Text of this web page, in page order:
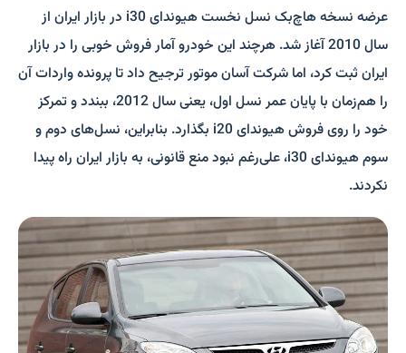
عرضه نسخه هاچ‌بک نسل نخست هیوندای i30 در بازار ایران از
سال 2010 آغاز شد. هرچند این خودرو آمار فروش خوبی را در بازار
ایران ثبت کرد، اما شرکت آسان موتور ترجیح داد تا پرونده واردات آن
را هم‌زمان با پایان عمر نسل اول، یعنی سال 2012، ببندد و تمرکز
خود را روی فروش هیوندای i20 بگذارد. بنابراین، نسل‌های دوم و
سوم هیوندای i30، علی‌رغم نبود منع قانونی، به بازار ایران راه پیدا
نکردند.